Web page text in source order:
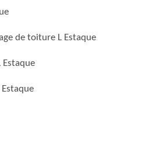
de toiture L Estaque